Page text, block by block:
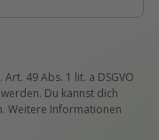
49 Abs. 1 lit. a DSGVO
Du kannst dich
Weitere Informationen